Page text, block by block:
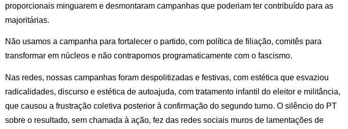
proporcionais minguarem e desmontaram campanhas que poderiam ter contribuído para as
majoritárias.
Não usamos a campanha para fortalecer o partido, com política de filiação, comitês para
transformar em núcleos e não contrapomos programaticamente com o fascismo.
Nas redes, nossas campanhas foram despolitizadas e festivas, com estética que esvaziou
radicalidades, discurso e estética de autoajuda, com tratamento infantil do eleitor e militância,
que causou a frustração coletiva posterior à confirmação do segundo turno. O silêncio do PT
sobre o resultado, sem chamada à ação, fez das redes sociais muros de lamentações de